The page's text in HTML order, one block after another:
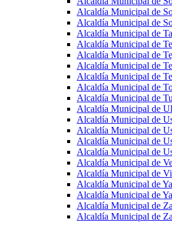
Alcaldía Municipal de
Alcaldía Municipal de
Alcaldía Municipal de
Alcaldía Municipal de
Alcaldía Municipal de
Alcaldía Municipal de
Alcaldía Municipal de
Alcaldía Municipal de
Alcaldía Municipal de
Alcaldía Municipal de
Alcaldía Municipal de
Alcaldía Municipal de
Alcaldía Municipal de
Alcaldía Municipal de
Alcaldía Municipal de
Alcaldía Municipal de
Alcaldía Municipal de
Alcaldía Municipal de
Alcaldía Municipal de
Alcaldía Municipal de